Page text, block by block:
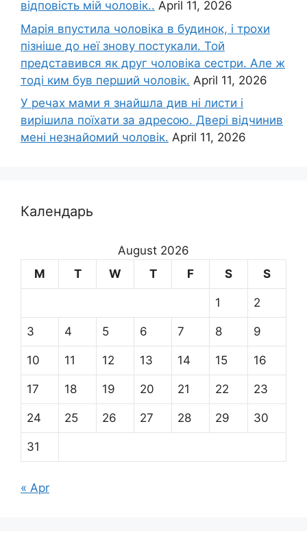
відповість мій чоловік.. April 11, 2026
Марія впустила чоловіка в будинок, і трохи
пізніше до неї знову постукали. Той
представився як друг чоловіка сестри. Але ж
тоді ким був перший чоловік. April 11, 2026
У речах мами я знайшла див ні листи і
вирішила поїхати за адресою. Двері відчинив
мені незнайомий чоловік. April 11, 2026
Календарь
August 2026
M
T W T F S S
1 2
3 4 5 6 7 8 9
10 11 12 13 14 15 16
17 18 19 20 21 22 23
24 25 26 27 28 29 30
31
« Apr